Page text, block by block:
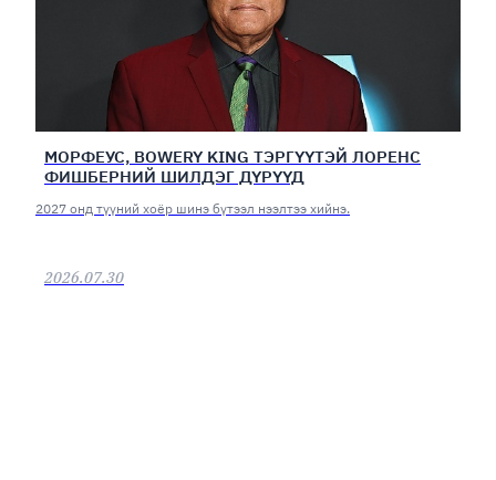
МОРФЕУС, BOWERY KING ТЭРГҮҮТЭЙ ЛОРЕНС
ФИШБЕРНИЙ ШИЛДЭГ ДҮРҮҮД
2027 онд түүний хоёр шинэ бүтээл нээлтээ хийнэ.
2026.07.30